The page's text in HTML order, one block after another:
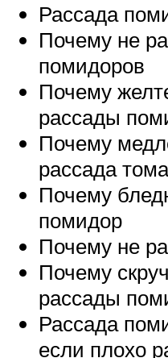
Рассада
Почему не
помидоров
Почему
рассады
Почему
рассада
Почему
помидор
Почему не
Почему
рассады
Рассада
если плохо